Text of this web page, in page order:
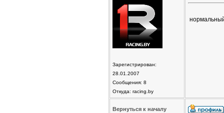
Зарегистрирован:
28.01.2007
Сообщения: 8
Откуда: racing.by
Вернуться к началу